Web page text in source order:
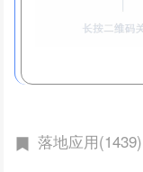
落地应用(1439)